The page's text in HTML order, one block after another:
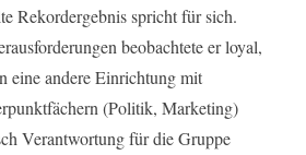
Rekordergebnis spricht für sich.
beobachtete er loyal,
eine andere Einrichtung mit
(Politik, Marketing)
Verantwortung für die Gruppe